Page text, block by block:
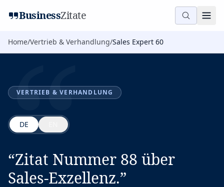
BusinessZitate
Home/Vertrieb & Verhandlung/Sales Expert 60
“
VERTRIEB & VERHANDLUNG
DE
“Zitat Nummer 88 über
Sales-Exzellenz.”